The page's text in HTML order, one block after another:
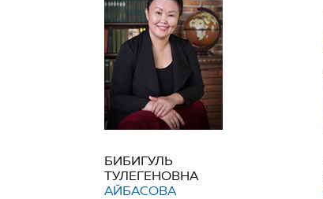
БИБИГУЛЬ
ТУЛЕГЕНОВНА
АЙБАСОВА